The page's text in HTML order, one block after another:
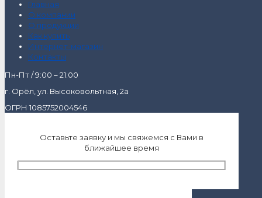
Главная
О компании
О продукции
Как купить
Интернет-магазин
Контакты
Пн-Пт / 9:00 – 21:00
г. Орёл, ул. Высоковольтная, 2а
ОГРН 1085752004546
Оставьте заявку и мы свяжемся с Вами в
ближайшее время